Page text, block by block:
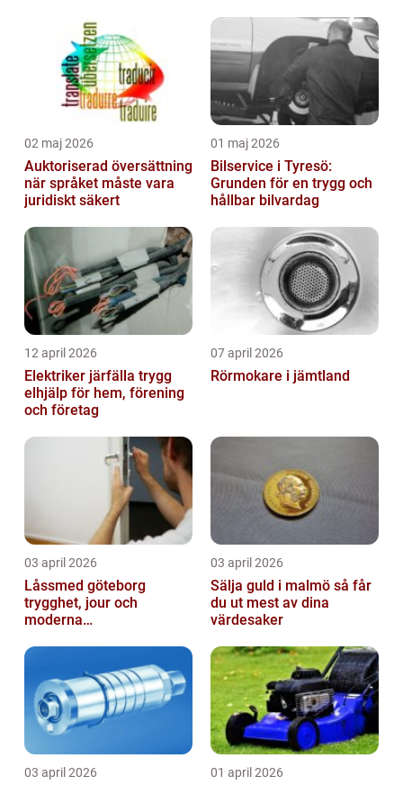
02 maj 2026
Auktoriserad översättning
när språket måste vara
juridiskt säkert
01 maj 2026
Bilservice i Tyresö:
Grunden för en trygg och
hållbar bilvardag
12 april 2026
Elektriker järfälla trygg
elhjälp för hem, förening
och företag
07 april 2026
Rörmokare i jämtland
03 april 2026
Låssmed göteborg
trygghet, jour och
moderna
03 april 2026
Sälja guld i malmö så får
du ut mest av dina
värdesaker
03 april 2026 01 april 2026